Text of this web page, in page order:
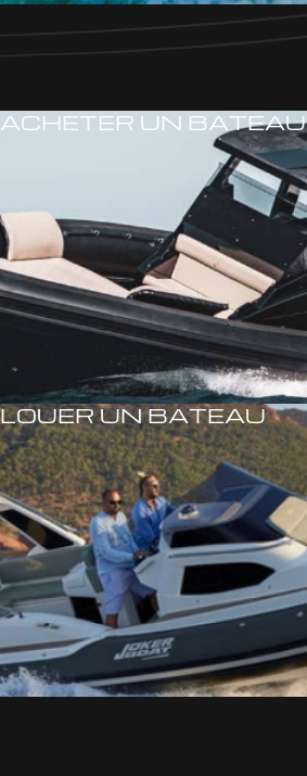
ACHETER UN BATEAU
LOUER UN BATEAU